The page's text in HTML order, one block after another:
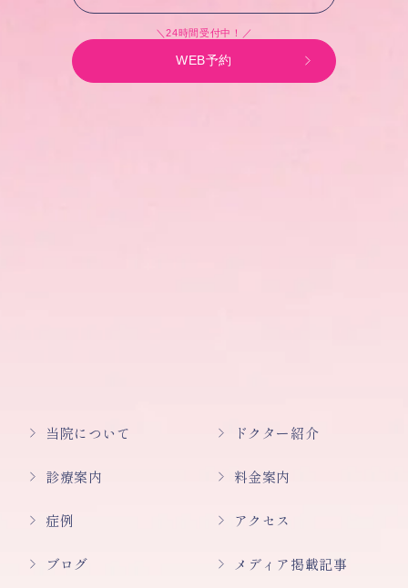
＼24時間受付中！／
WEB予約
当院について ドクター紹介
診療案内 料金案内
症例 アクセス
ブログ メディア掲載記事